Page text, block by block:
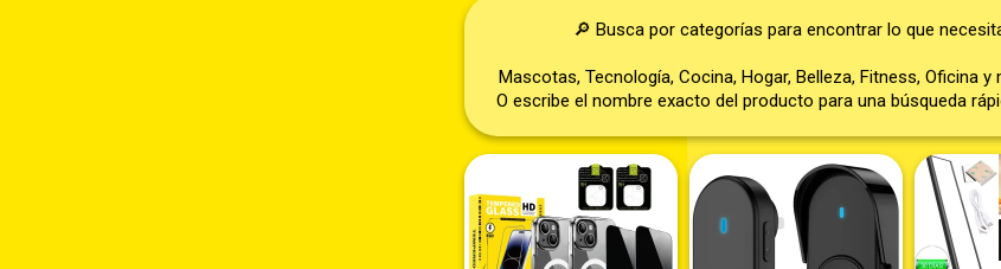
🔎 Busca por categorías para encontrar lo que
Mascotas, Tecnología, Cocina, Hogar, Belleza, Fitness, Oficina y
O escribe el nombre exacto del producto para una búsqueda